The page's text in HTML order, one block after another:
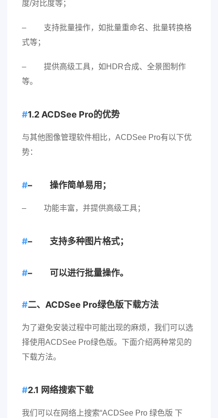
度/对比度等；
– 支持批量操作，如批量重命名、批量转换格
式等；
– 提供高级工具，如HDR合成、全景图制作
等。
1.2 ACDSee Pro的优势
与其他图像管理软件相比，ACDSee Pro有以下优
势：
– 操作简单易用；
– 功能丰富，并提供高级工具；
– 支持多种图片格式；
– 可以进行批量操作。
二、ACDSee Pro绿色版下载方法
为了避免安装过程中可能出现的麻烦，我们可以选
择使用ACDSee Pro绿色版。下面介绍两种常见的
下载方法。
2.1 网络搜索下载
我们可以在网络上搜索“ACDSee Pro 绿色版 下